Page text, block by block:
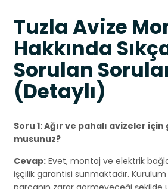
Tuzla Avize
Hakkında
Sorulan
(Detaylı)
Soru 1: Ağır ve pahalı avizeler
musunuz?
Cevap: Evet, montaj ve elektrik
işçilik garantisi sunmaktadır.